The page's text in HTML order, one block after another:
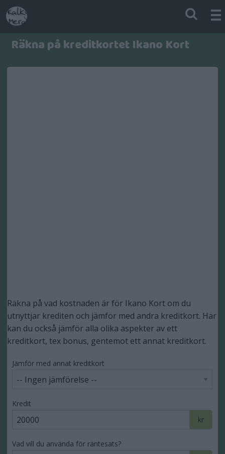
Räkna på kreditkortet Ikano Kort
Räkna på vad kostnaden är för Ikano Kort om du
utnyttjar krediten och jämför med andra kreditkort. Här
kan du också jämför alla olika aspekter av ett
kreditkort, tex bonus, gentemot ett annat kreditkort.
Jämför med annat kreditkort
Kredit
kr
Vad vill du använda för räntesats?